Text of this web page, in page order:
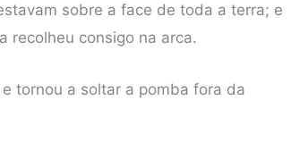
sobre a face de toda a terra; e
recolheu consigo na arca.
tornou a soltar a pomba fora da